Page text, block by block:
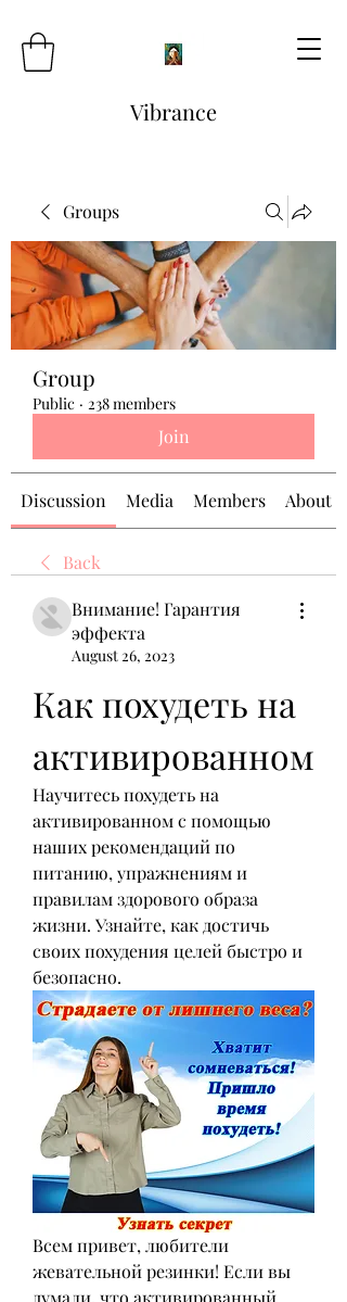
Vibrance
Groups
Group
Public · 238 members
Join
Discussion Media Members About
Back
Внимание! Гарантия
эффекта
August 26, 2023
Как похудеть на
активированном
Научитесь похудеть на
активированном с помощью
наших рекомендаций по
питанию, упражнениям и
правилам здорового образа
жизни. Узнайте, как достичь
своих похудения целей быстро и
безопасно.
Всем привет, любители
жевательной резинки! Если вы